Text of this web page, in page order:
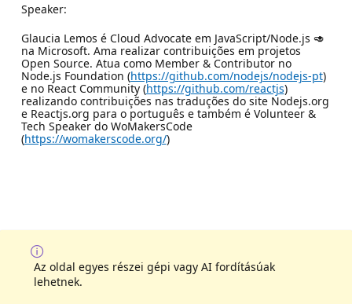
Speaker:
Glaucia Lemos é Cloud Advocate em JavaScript/Node.js 🥑
na Microsoft. Ama realizar contribuições em projetos
Open Source. Atua como Member & Contributor no
Node.js Foundation (https://github.com/nodejs/nodejs-pt)
e no React Community (https://github.com/reactjs)
realizando contribuições nas traduções do site Nodejs.org
e Reactjs.org para o português e também é Volunteer &
Tech Speaker do WoMakersCode
(https://womakerscode.org/)
Az oldal egyes részei gépi vagy AI fordításúak
lehetnek.